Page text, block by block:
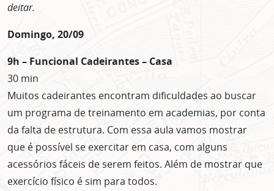
deitar.
Domingo, 20/09
9h – Funcional Cadeirantes – Casa
30 min
Muitos cadeirantes encontram dificuldades ao buscar
um programa de treinamento em academias, por conta
da falta de estrutura. Com essa aula vamos mostrar
que é possível se exercitar em casa, com alguns
acessórios fáceis de serem feitos. Além de mostrar que
exercício físico é sim para todos.